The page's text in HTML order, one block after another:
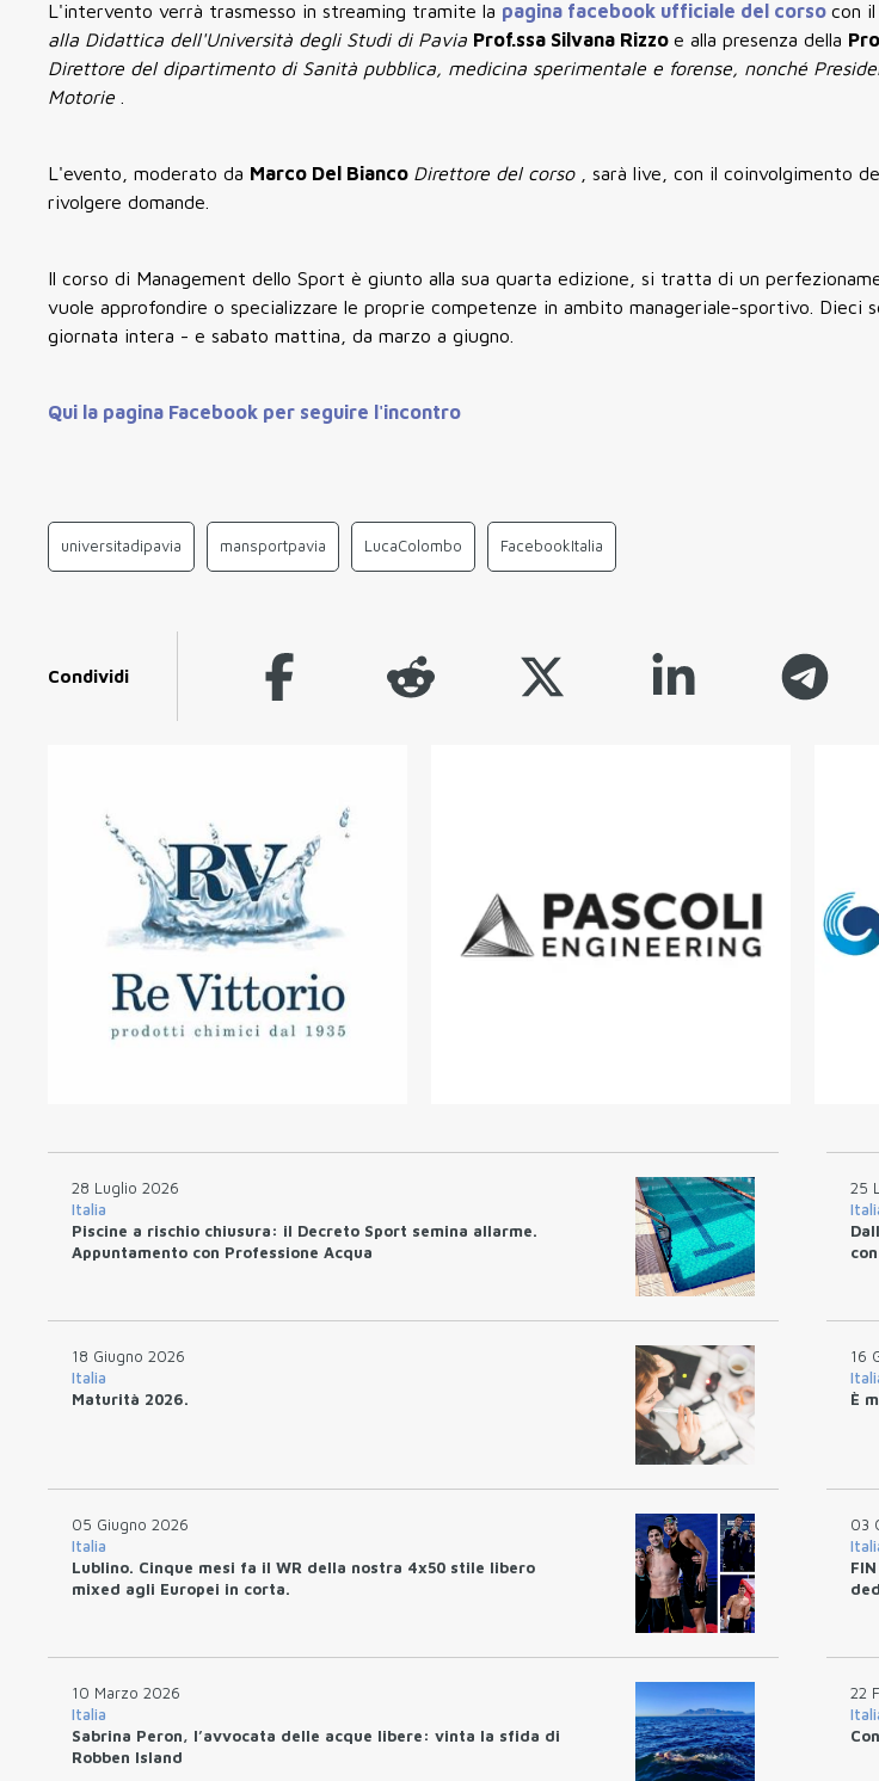
L'intervento verrà trasmesso in streaming tramite la pagina facebook ufficiale del corso con
alla Didattica dell'Università degli Studi di Pavia Prof.ssa Silvana Rizzo e alla presenza della
Direttore del dipartimento di Sanità pubblica, medicina sperimentale e forense, nonché
Motorie
L'evento, moderato da Marco Del Bianco Direttore del corso
, sarà live, con il coinvolgimento
rivolgere domande.
Il corso di Management dello Sport è giunto alla sua quarta edizione, si tratta di un
vuole approfondire o specializzare le proprie competenze in ambito manageriale-sportivo. Dieci
giornata intera - e sabato mattina, da marzo a giugno.
Qui la pagina Facebook per seguire l'incontro
universitadipavia mansportpavia LucaColombo FacebookItalia
Condividi
28 Luglio 2026
Italia
Piscine a rischio chiusura: il Decreto Sport semina allarme.
Appuntamento con Professione Acqua
25
18 Giugno 2026
Italia
Maturità 2026.
16
È
05 Giugno 2026
Italia
Lublino. Cinque mesi fa il WR della nostra 4x50 stile libero
mixed agli Europei in corta.
03
10 Marzo 2026
Italia
Sabrina Peron, l’avvocata delle acque libere: vinta la sfida di
Robben Island
22